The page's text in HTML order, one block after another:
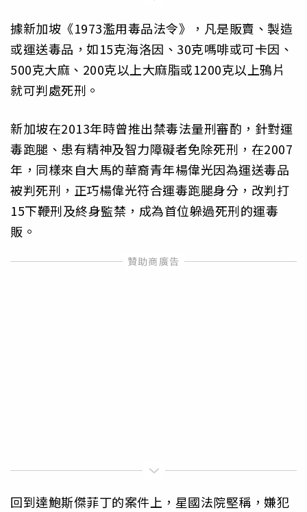
據新加坡《1973濫用毒品法令》，凡是販賣、製造
或運送毒品，如15克海洛因、30克嗎啡或可卡因、
500克大麻、200克以上大麻脂或1200克以上鴉片
就可判處死刑。
新加坡在2013年時曾推出禁毒法量刑審酌，針對運
毒跑腿、患有精神及智力障礙者免除死刑，在2007
年，同樣來自大馬的華裔青年楊偉光因為運送毒品
被判死刑，正巧楊偉光符合運毒跑腿身分，改判打
15下鞭刑及終身監禁，成為首位躲過死刑的運毒
販。
回到達鮑斯傑菲丁的案件上，星國法院堅稱，嫌犯